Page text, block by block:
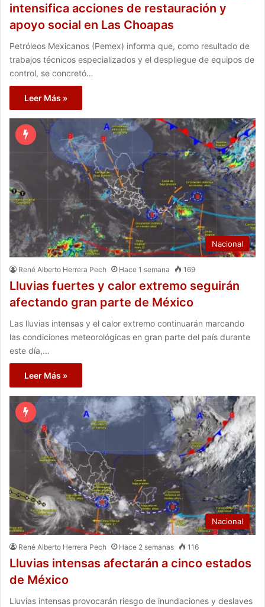
intensifica acciones de restauración y
apoyo social en Las Choapas
Petróleos Mexicanos (Pemex) informa que, como resultado de
trabajos técnicos especializados y el despliegue de equipos de
control, se concretó…
Leer Más »
Nacional
René Alberto Herrera Pech Hace 1 semana 169
Lluvias fuertes y calor extremo seguirán
afectando gran parte de México
Las lluvias intensas y el calor extremo continuarán marcando
las condiciones meteorológicas en gran parte del país durante
este día,…
Leer Más »
Nacional
René Alberto Herrera Pech Hace 2 semanas 116
Lluvias intensas afectarán a cinco estados
de México
Lluvias intensas provocarán riesgo de inundaciones y deslaves